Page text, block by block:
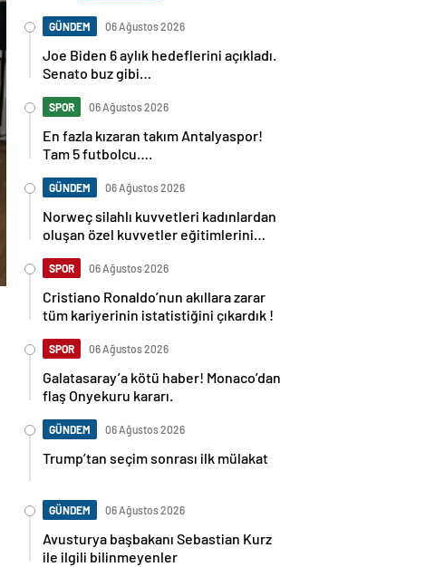
GÜNDEM 06 Ağustos 2026
Joe Biden 6 aylık hedeflerini açıkladı.
Senato buz gibi…
SPOR 06 Ağustos 2026
En fazla kızaran takım Antalyaspor!
Tam 5 futbolcu….
GÜNDEM 06 Ağustos 2026
Norweç silahlı kuvvetleri kadınlardan
oluşan özel kuvvetler eğitimlerini
SPOR 06 Ağustos 2026
Cristiano Ronaldo’nun akıllara zarar
tüm kariyerinin istatistiğini çıkardık !
SPOR 06 Ağustos 2026
Galatasaray’a kötü haber! Monaco’dan
flaş Onyekuru kararı.
GÜNDEM 06 Ağustos 2026
Trump’tan seçim sonrası ilk mülakat
GÜNDEM 06 Ağustos 2026
Avusturya başbakanı Sebastian Kurz
ile ilgili bilinmeyenler